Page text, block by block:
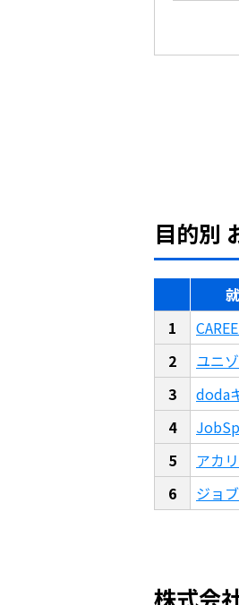
目的別
ユニ
doda
アカ
ジョ
株式会